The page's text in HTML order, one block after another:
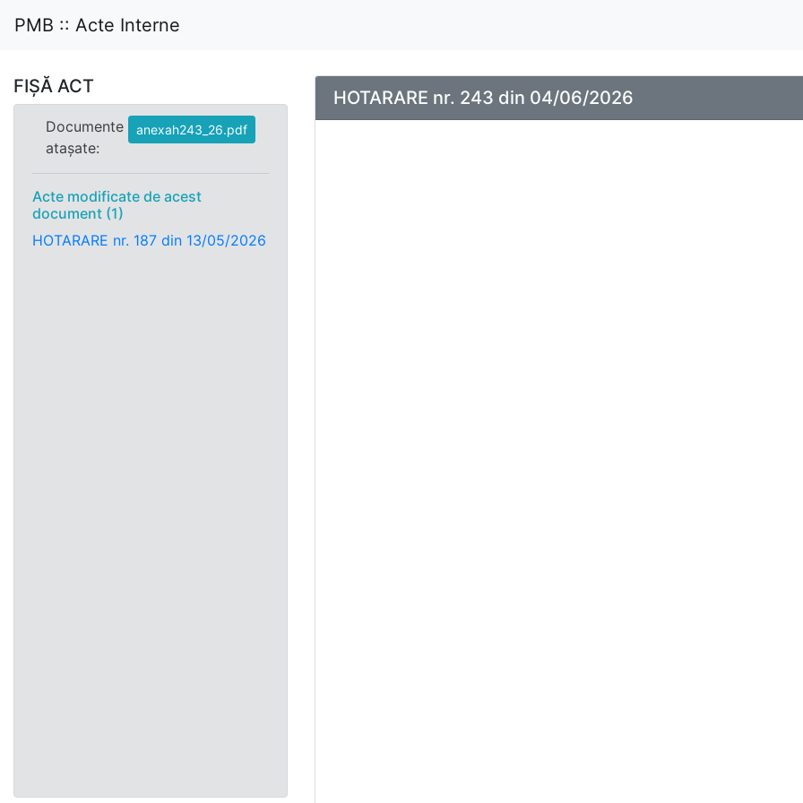
PMB :: Acte Interne
FIȘĂ ACT
Documente
atașate:
anexah243_26.pdf
Acte modificate de acest
document (1)
HOTARARE nr. 187 din 13/05/2026
HOTARARE nr. 243 din 04/06/2026